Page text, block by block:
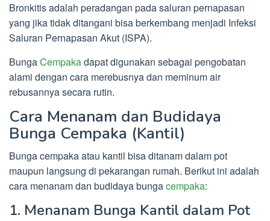
Bronkitis adalah peradangan pada saluran pernapasan
yang jika tidak ditangani bisa berkembang menjadi Infeksi
Saluran Pernapasan Akut (ISPA).
BungaCempakadapat digunakan sebagai pengobatan
alami dengan cara merebusnya dan meminum air
rebusannya secara rutin.
Cara Menanam dan Budidaya
Bunga Cempaka (Kantil)
Bunga cempaka atau kantil bisa ditanam dalam pot
maupun langsung di pekarangan rumah. Berikut ini adalah
cara menanam dan budidaya bungacempaka:
1. Menanam Bunga Kantil dalam Pot